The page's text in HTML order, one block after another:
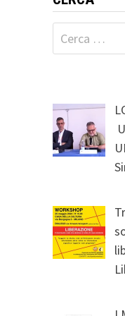
Ricerca
per: